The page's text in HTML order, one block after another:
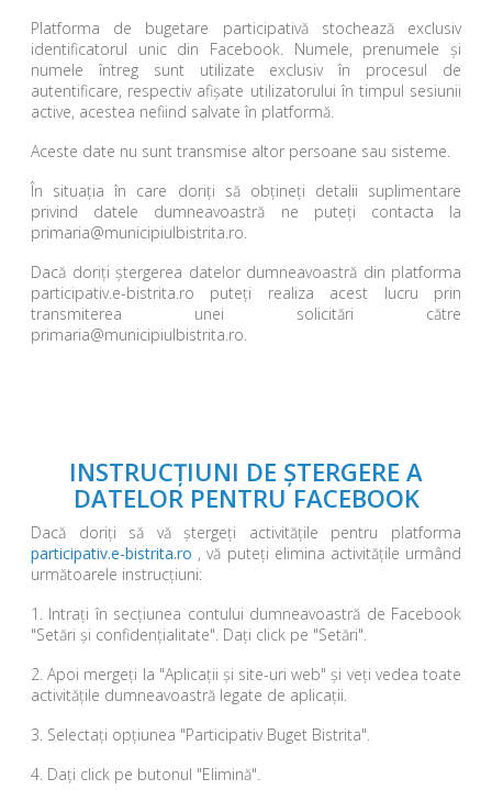
Platforma de bugetare participativă stochează exclusiv
identificatorul unic din Facebook. Numele, prenumele și
numele întreg sunt utilizate exclusiv în procesul de
autentificare, respectiv afișate utilizatorului în timpul sesiunii
active, acestea nefiind salvate în platformă.
Aceste date nu sunt transmise altor persoane sau sisteme.
În situația în care doriți să obțineți detalii suplimentare
privind datele dumneavoastră ne puteți contacta la
primaria@municipiulbistrita.ro.
Dacă doriți ștergerea datelor dumneavoastră din platforma
participativ.e-bistrita.ro puteți realiza acest lucru prin
transmiterea unei solicitări către
primaria@municipiulbistrita.ro.
INSTRUCȚIUNI DE ȘTERGERE A
DATELOR PENTRU FACEBOOK
Dacă doriți să vă ștergeți activitățile pentru platforma
participativ.e-bistrita.ro , vă puteți elimina activitățile urmând
următoarele instrucțiuni:
1. Intrați în secțiunea contului dumneavoastră de Facebook
"Setări și confidențialitate". Dați click pe "Setări".
2. Apoi mergeți la "Aplicații și site-uri web" și veți vedea toate
activitățile dumneavoastră legate de aplicații.
3. Selectați opțiunea "Participativ Buget Bistrita".
4. Dați click pe butonul "Elimină".